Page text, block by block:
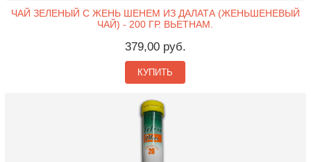
ЧАЙ ЗЕЛЕНЫЙ С ЖЕНЬ ШЕНЕМ ИЗ ДАЛАТА (ЖЕНЬШЕНЕВЫЙ
ЧАЙ) - 200 ГР. ВЬЕТНАМ.
379,00 руб.
КУПИТЬ